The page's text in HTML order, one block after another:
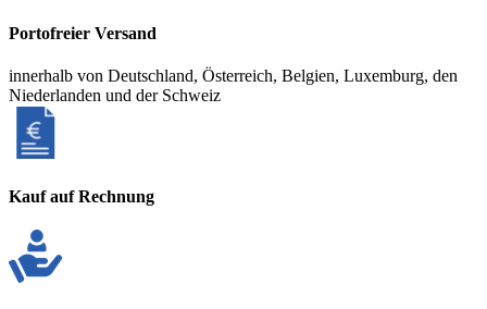
Portofreier Versand
innerhalb von Deutschland, Österreich, Belgien, Luxemburg, den
Niederlanden und der Schweiz
Kauf auf Rechnung